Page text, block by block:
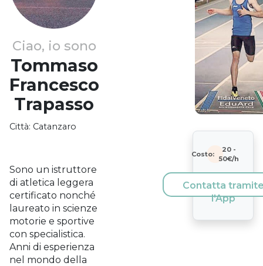
Ciao, io sono
Tommaso
Francesco
Trapasso
Città: Catanzaro
Sono un istruttore
di atletica leggera
certificato nonché
laureato in scienze
motorie e sportive
con specialistica.
Anni di esperienza
nel mondo della
Costo:
20 -
50€/h
Contatta
l'App